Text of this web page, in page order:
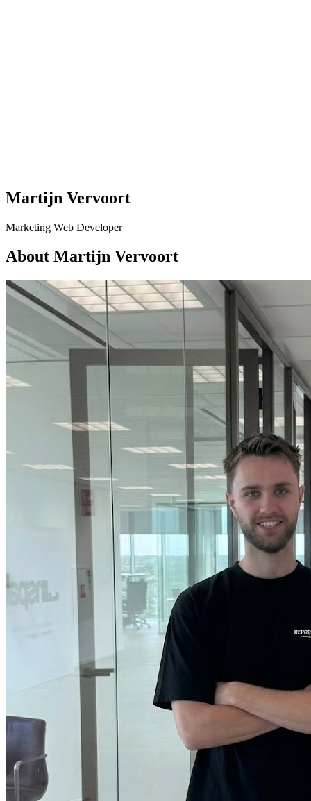
Martijn Vervoort
Marketing Web Developer
About Martijn Vervoort